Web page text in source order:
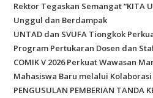
Rektor Tegaskan Semangat “KITA
Unggul dan Berdampak
UNTAD dan SVUFA Tiongkok
Program Pertukaran Dosen dan
COMIK V 2026 Perkuat Wawasan
Mahasiswa Baru melalui
PENGUSULAN PEMBERIAN TANDA